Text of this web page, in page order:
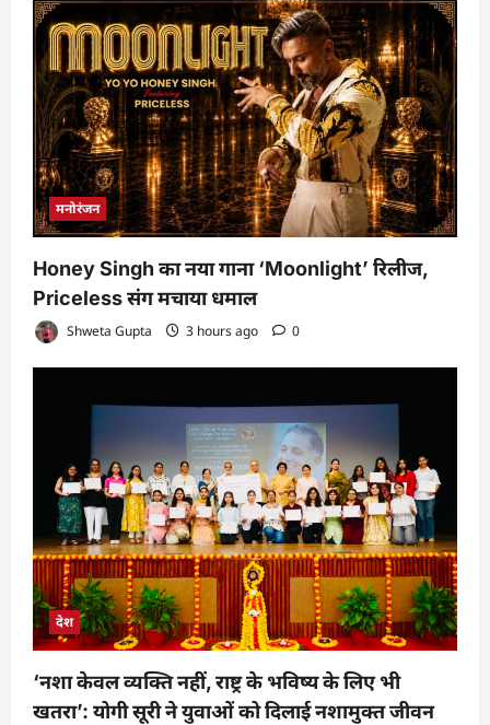
मनोरंजन
Honey Singh का नया गाना ‘Moonlight’ रिलीज,
Priceless संग मचाया धमाल
Shweta Gupta 3 hours ago 0
देश
‘नशा केवल व्यक्ति नहीं, राष्ट्र के भविष्य के लिए भी
खतरा’: योगी सूरी ने युवाओं को दिलाई नशामुक्त जीवन